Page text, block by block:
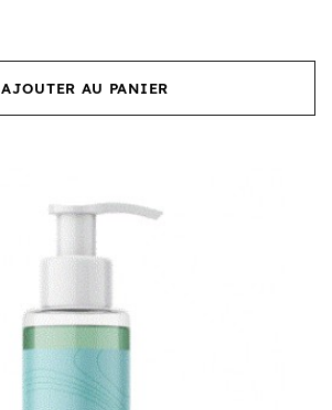
AJOUTER AU PANIER